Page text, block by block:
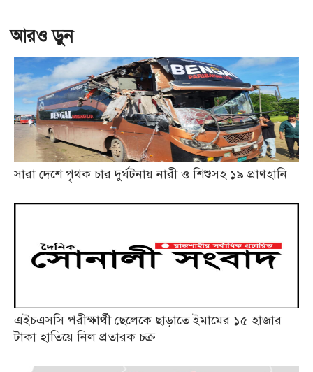
আরও ড়ুন
সারা দেশে পৃথক চার দুর্ঘটনায় নারী ও শিশুসহ ১৯ প্রাণহানি
এইচএসসি পরীক্ষার্থী ছেলেকে ছাড়াতে ইমামের ১৫ হাজার
টাকা হাতিয়ে নিল প্রতারক চক্র